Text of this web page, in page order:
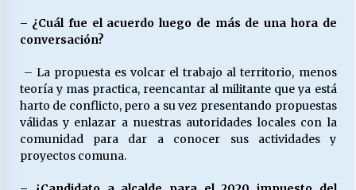
– ¿Cuál fue el acuerdo luego de más de una hora de
conversación?
– La propuesta es volcar el trabajo al territorio, menos
teoría y mas practica, reencantar al militante que ya está
harto de conflicto, pero a su vez presentando propuestas
válidas y enlazar a nuestras autoridades locales con la
comunidad para dar a conocer sus actividades y
proyectos comuna.